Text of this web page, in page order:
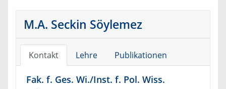
M.A. Seckin Söylemez
Kontakt Lehre Publikationen
Fak. f. Ges. Wi./Inst. f. Pol. Wiss.